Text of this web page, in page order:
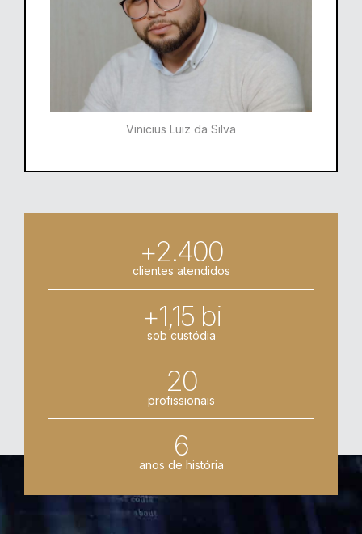
Vinicius Luiz da Silva
+2.400
clientes atendidos
+1,15 bi
sob custódia
20
profissionais
6
anos de história